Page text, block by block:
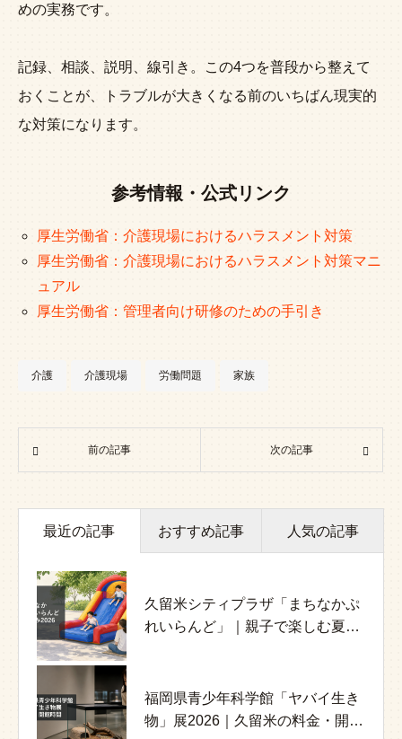
めの実務です。
記録、相談、説明、線引き。この4つを普段から整えて
おくことが、トラブルが大きくなる前のいちばん現実的
な対策になります。
参考情報・公式リンク
厚生労働省：介護現場におけるハラスメント対策
厚生労働省：介護現場におけるハラスメント対策マニ
ュアル
厚生労働省：管理者向け研修のための手引き
介護 介護現場 労働問題 家族
前の記事 次の記事
最近の記事 おすすめ記事 人気の記事
久留米シティプラザ「まちなかぷ
れいらんど」｜親子で楽しむ夏休
福岡県青少年科学館「ヤバイ生き
物」展2026｜久留米の料金・開館
介護職の給与と処遇改善加算｜
2026年改定・確認方法・誤解しや
介護職員のメンタルヘルスを守る
には｜認知症ケア現場の負担と対
介護施設で起きるハラスメント対
策｜家族と職員を守る実務ガイド
高齢者の誤嚥とお粥｜サラサラに
なる理由と介護職が見るポイント